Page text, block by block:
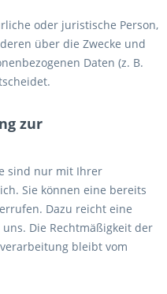
oder juristische Person,
über die Zwecke und
Daten (z. B.
zur
sind nur mit Ihrer
Sie können eine bereits
Dazu reicht eine
Die Rechtmäßigkeit der
bleibt vom